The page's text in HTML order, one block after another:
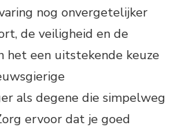
nog onvergetelijker
de veiligheid en de
het een uitstekende keuze
als degene die simpelweg
ervoor dat je goed